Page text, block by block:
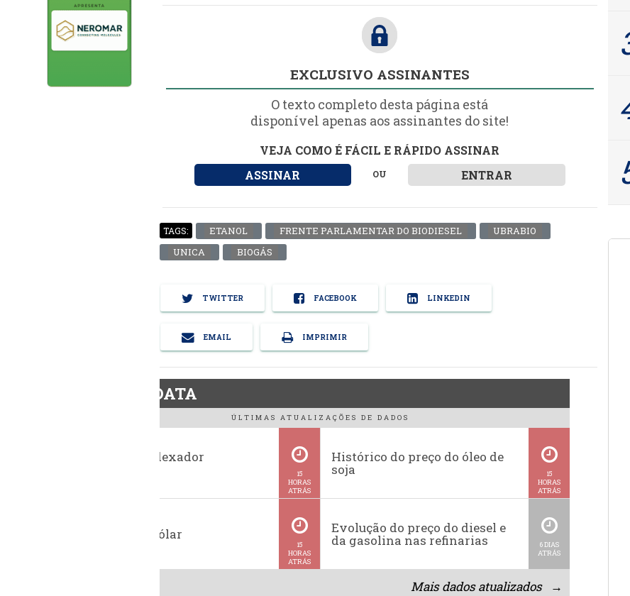
EXCLUSIVO ASSINANTES
O texto completo desta página está
disponível apenas aos assinantes do site!
VEJA COMO É FÁCIL E RÁPIDO ASSINAR
ASSINAR
OU ENTRAR
TAGS: ETANOL FRENTE PARLAMENTAR DO BIODIESEL
UBRABIO
UNICA
BIOGÁS
TWITTER FACEBOOK LINKEDIN
EMAIL IMPRIMIR
BiodieselDATA
ÚLTIMAS ATUALIZAÇÕES DE DADOS
Histórico indexador
15
HORAS
ATRÁS
Histórico do preço do óleo de
soja
15
HORAS
ATRÁS
Cotação do dólar
15
HORAS
ATRÁS
Evolução do preço do diesel e
da gasolina nas refinarias
6 DIAS
ATRÁS
Mais dados atualizados →